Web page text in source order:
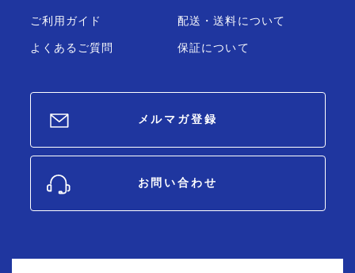
ご利用ガイド
よくあるご質問
配送・送料について
保証について
メルマガ登録
お問い合わせ